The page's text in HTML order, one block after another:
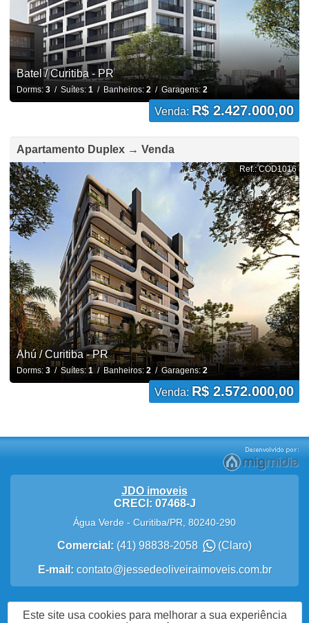
Batel / Curitiba - PR
Dorms: 3/ Suítes: 1/ Banheiros: 2/ Garagens: 2
Venda: R$ 2.427.000,00
Apartamento Duplex → Venda
Ref.: COD1016
Ahú / Curitiba - PR
Dorms: 3/ Suítes: 1/ Banheiros: 2/ Garagens: 2
Venda: R$ 2.572.000,00
JDO imoveis
CRECI: 07468-J
Água Verde - Curitiba/PR, 80240-290
Comercial: (41) 98838-2058 (Claro)
E-mail: contato@jessedeoliveiraimoveis.com.br
Política de Privacidade
Este site usa cookies para melhorar a sua experiência